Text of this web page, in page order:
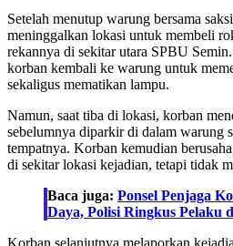
Setelah menutup warung bersama
meninggalkan lokasi untuk membeli
rekannya di sekitar utara SPBU
korban kembali ke warung untuk
sekaligus mematikan lampu.
Namun, saat tiba di lokasi, korban
sebelumnya diparkir di dalam warung
tempatnya. Korban kemudian
di sekitar lokasi kejadian, tetapi tidak
Baca juga: Ponsel Penjaga
Daya, Polisi Ringkus Pelaku